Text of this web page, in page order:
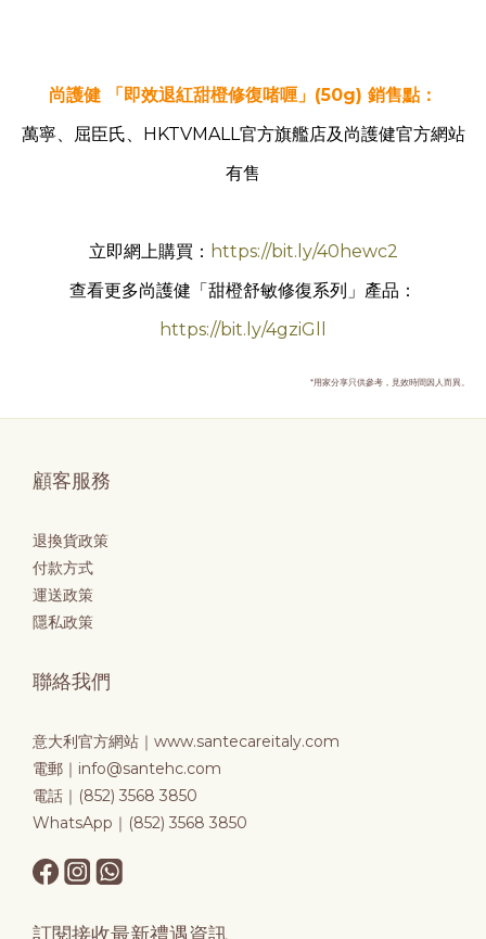
尚護健 「即效退紅甜橙修復啫喱」(50g) 銷售點：
萬寧、屈臣氏、HKTVMALL官方旗艦店及尚護健官方網站
有售
立即網上購買： https://bit.ly/40hewc2
查看更多尚護健「甜橙舒敏修復系列」產品：
https://bit.ly/4gziGll
*用家分享只供參考，見效時間因人而異。
顧客服務
退換貨政策
付款方式
運送政策
隱私政策
聯絡我們
意大利官方網站｜ www.santecareitaly.com
電郵｜info@santehc.com
電話｜(852) 3568 3850
WhatsApp｜(852) 3568 3850